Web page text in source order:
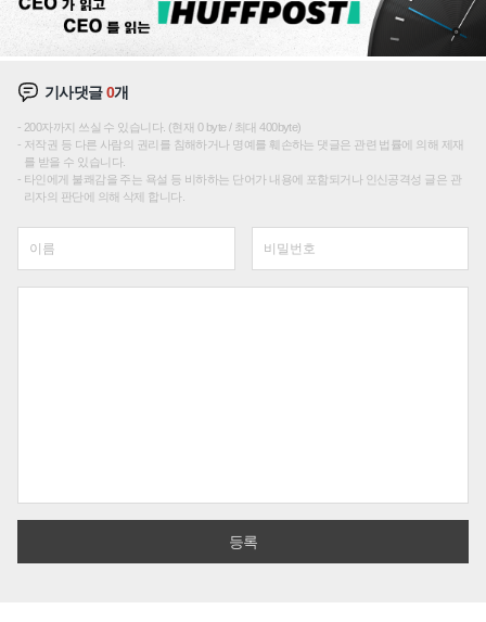
기사댓글0개
200자까지 쓰실 수 있습니다. (현재 0 byte / 최대 400byte)
저작권 등 다른 사람의 권리를 침해하거나 명예를 훼손하는 댓글은 관련 법률에 의해 제재
를 받을 수 있습니다.
타인에게 불쾌감을 주는 욕설 등 비하하는 단어가 내용에 포함되거나 인신공격성 글은 관
리자의 판단에 의해 삭제 합니다.